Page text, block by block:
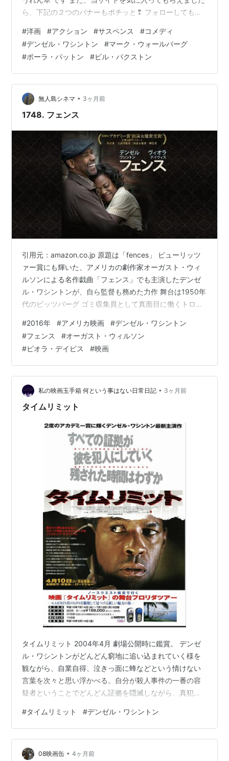
ら、下記の２つのバナーもポチッと❢ フォローしてもら
挨 拶 本 編 2ガンズ - 原題: 2 Guns 概 要 キャスト スタッ
フほか お わ り に ご 挨 拶 万 屋 掲 示 板 ブログサークル
コメント ＃ハッシュタグ（IN POINT） やる気 ✖１００
倍 ポパイのほうれん草 は じ め に ご 挨 …
#洋画 #アクション #サスペンス #コメディ
#デンゼル・ワシントン #マーク・ウォールバーグ
#ポーラ・パットン #ビル・パクストン
無人島シネマ • 3ヶ月前
1748. フェンス
引用元：amazon.co.jp 原題は「fences」 ピューリッツ
ァー賞にも輝いた、アメリカの劇作家オーガスト・ウィ
ルソンによる名作戯曲「フェンス」でも主演したデンゼ
ル・ワシントンが、自ら監督も務めた力作 舞台は1950年
代のピッツバーグ ゴミ収集員として真面目に働くトロイ
ヘンダーソン）と楽しく働いてはいるが、何とか収集車
のドライバーになろうと会社にかけあっているところ 明
るく献身的な妻のローズと、フットボールが得意な大学
生の息子コリーとの生活は、決して豊かではないけれ
ど、トロイはふたりを養っている満足を感じていた ある
日、プロのフットボ…
#2016年 #アメリカ映画 #デンゼル・ワシントン
#フェンス #オーガスト・ウィルソン
#ビオラ・デイビス #映画
私の映画玉手箱 何という事はない日常日記 • 3ヶ月前
タイムリミット
タイムリミット 2004年4月 劇場公開時に鑑賞。 デンゼ
ル・ワシントンがどんどん窮地に追い込まれていく様を
観ながら、自業自得、泣きっ面に蜂などという情けない
言葉を次々と思い浮かべる。自分が殺人事件の一番の容
疑者ということでどんどん証拠を隠滅しながら、真犯人
すぎの話がどんどん進んでいくのだが、（細かいところ
を突っ込もうとすれば、幾らでも叩けそうだが）そんな
話の展開でありながらもデンゼル・ワシントンの姿とマ
イアミの風景は美しく、そして話も面白いのだ。息を潜
#タイムリミット #デンゼル・ワシントン
08映画缶 • 4ヶ月前